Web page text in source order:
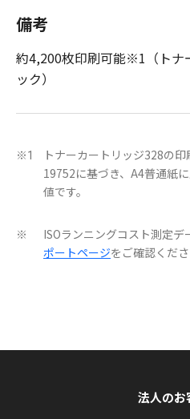
備考
約4,200枚印刷可能※1（トナ
ック）
※1
トナーカートリッジ328の
19752に基づき、A4普通紙
値です。
※ ISOランニングコスト測定デ
ポートページをご確認くださ
法人のお